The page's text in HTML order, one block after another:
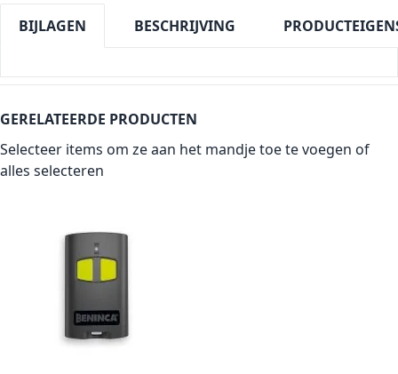
BIJLAGEN BESCHRIJVING
GERELATEERDE PRODUCTEN
Selecteer items om ze aan het mandje toe te voegen of
alles selecteren